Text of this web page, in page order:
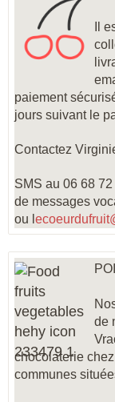
Il
paiement
jours suivant le
Contactez
SMS au 06 68
de messages
ou l
de
chocolaterie chez
communes